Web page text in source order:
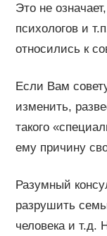
Это не
психологов и
относились к
Если Вам
изменить,
такого
ему причину
Разумный
разрушить
человека и т.д.